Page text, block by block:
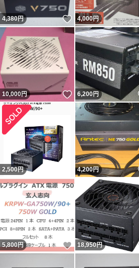
4,380円 いいね！
4,000円
10,000円 いいね！
6,200円
2,500円 4,200円
5,800 円 いいね！
18,950円